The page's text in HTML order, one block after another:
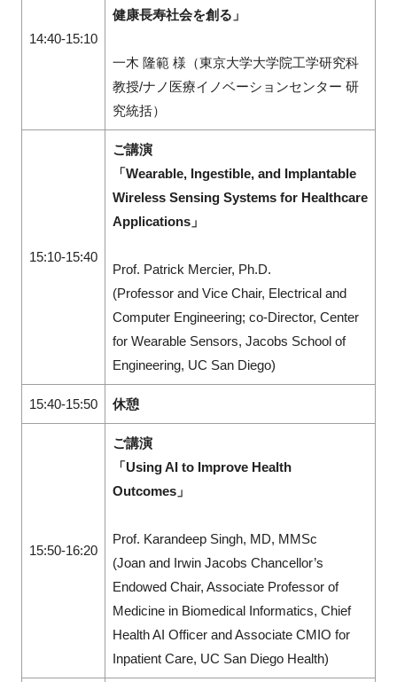
14:40-15:10
健康長寿社会を創る」
一木 隆範 様（東京大学大学院工学研究科
教授/ナノ医療イノベーションセンター 研
究統括）
15:10-15:40
ご講演
「Wearable, Ingestible, and Implantable
Wireless Sensing Systems for Healthcare
Applications」
Prof. Patrick Mercier, Ph.D.
(Professor and Vice Chair, Electrical and
Computer Engineering; co-Director, Center
for Wearable Sensors, Jacobs School of
Engineering, UC San Diego)
15:40-15:50 休憩
15:50-16:20
ご講演
「Using AI to Improve Health
Outcomes」
Prof. Karandeep Singh, MD, MMSc
(Joan and Irwin Jacobs Chancellor’s
Endowed Chair, Associate Professor of
Medicine in Biomedical Informatics, Chief
Health AI Officer and Associate CMIO for
Inpatient Care, UC San Diego Health)